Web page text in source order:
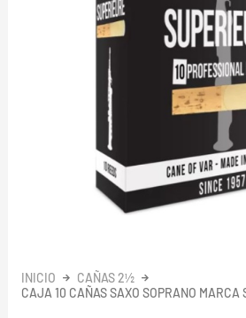
INICIO
CAÑAS 2½
CAJA 10 CAÑAS SAXO SOPRANO